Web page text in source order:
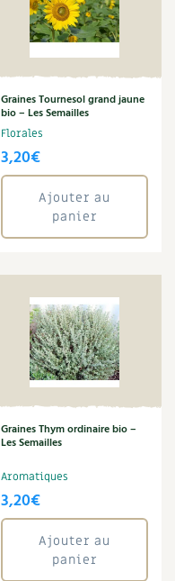
Graines Tournesol grand jaune
bio – Les Semailles
Florales
3,20€
Ajouter au
panier
Graines Thym ordinaire bio –
Les Semailles
Aromatiques
3,20€
Ajouter au
panier